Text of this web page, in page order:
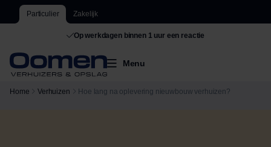
Particulier Zakelijk
Op werkdagen binnen 1 uur een reactie
Menu
Home Verhuizen Hoe lang na oplevering nieuwbouw verhuizen?